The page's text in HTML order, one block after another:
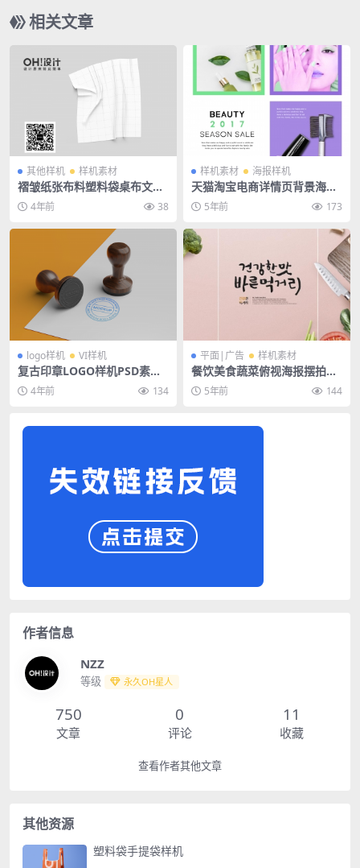
相关文章
其他样机 样机素材
褶皱纸张布料塑料袋桌布文创
手帕毛巾样机
4年前 38
样机素材 海报样机
天猫淘宝电商详情页背景海报
模板分层psd素材
5年前 173
logo样机 VI样机
复古印章LOGO样机PSD素材
模板4年前 134
平面|广告 样机素材
餐饮美食蔬菜俯视海报摆拍场
景平面广告背景PSD模板
5年前 144
作者信息
NZZ
等级 永久OH星人
750
文章
0
评论
11
收藏
查看作者其他文章
其他资源
塑料袋手提袋样机